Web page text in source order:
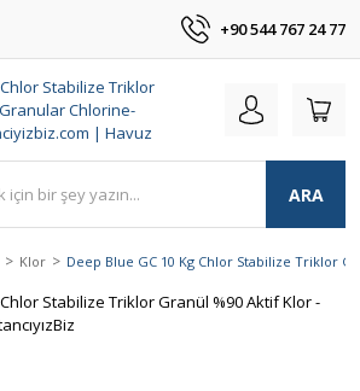
+90 544 767 24 77
ARA
Klor Deep Blue GC 10 Kg Chlor Stabilize Triklor